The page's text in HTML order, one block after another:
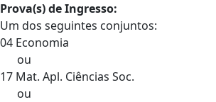
Prova(s) de Ingresso:
Um dos seguintes conjuntos:
04 Economia
ou
17 Mat. Apl. Ciências Soc.
ou